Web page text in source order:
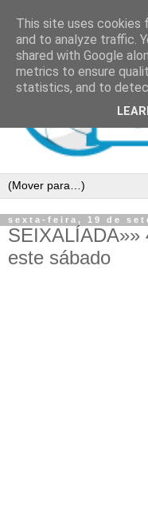
sexta-feira, 19 de
SEIXALÍADA»»
este sábado
This site uses cookies
and to analyze traffic.
shared with Google
metrics to ensure
statistics, and to